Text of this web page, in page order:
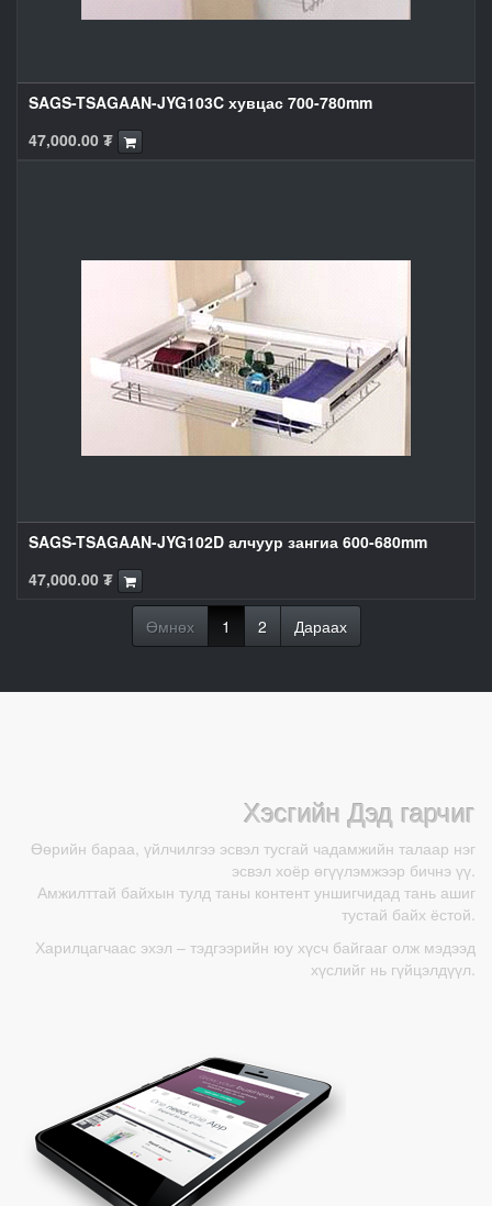
SAGS-TSAGAAN-JYG103C хувцас 700-780mm
47,000.00 ₮
SAGS-TSAGAAN-JYG102D алчуур зангиа 600-680mm
47,000.00 ₮
Өмнөх 1 2 Дараах
Хэсгийн Дэд гарчиг
Өөрийн бараа, үйлчилгээ эсвэл тусгай чадамжийн талаар нэг
эсвэл хоёр өгүүлэмжээр бичнэ үү.
Амжилттай байхын тулд таны контент уншигчидад тань ашиг
тустай байх ёстой.
Харилцагчаас эхэл – тэдгээрийн юу хүсч байгааг олж мэдээд
хүслийг нь гүйцэлдүүл.